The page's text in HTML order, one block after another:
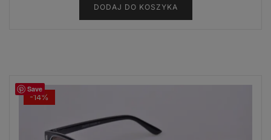
wynosiła:
6,99 zł.
wynosi:
5,99 zł.
DODAJ DO KOSZYKA
Save
-14%